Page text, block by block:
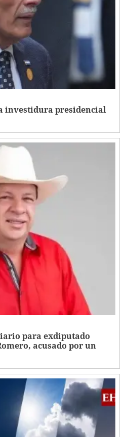
investidura presidencial
para exdiputado
acusado por un